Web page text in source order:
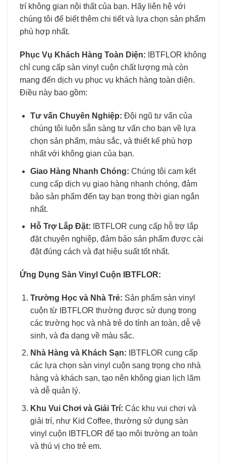
trí không gian nội thất của bạn. Hãy liên hệ với
chúng tôi để biết thêm chi tiết và lựa chọn sản phẩm
phù hợp nhất.
Phục Vụ Khách Hàng Toàn Diện: IBTFLOR không
chỉ cung cấp sàn vinyl cuộn chất lượng mà còn
mang đến dịch vụ phục vụ khách hàng toàn diện.
Điều này bao gồm:
Tư vấn Chuyên Nghiệp: Đội ngũ tư vấn của
chúng tôi luôn sẵn sàng tư vấn cho bạn về lựa
chọn sản phẩm, màu sắc, và thiết kế phù hợp
nhất với không gian của bạn.
Giao Hàng Nhanh Chóng: Chúng tôi cam kết
cung cấp dịch vụ giao hàng nhanh chóng, đảm
bảo sản phẩm đến tay bạn trong thời gian ngắn
nhất.
Hỗ Trợ Lắp Đặt: IBTFLOR cung cấp hỗ trợ lắp
đặt chuyên nghiệp, đảm bảo sản phẩm được cài
đặt đúng cách và đạt hiệu suất tốt nhất.
Ứng Dụng Sàn Vinyl Cuộn IBTFLOR:
Trường Học và Nhà Trẻ: Sản phẩm sàn vinyl
cuộn từ IBTFLOR thường được sử dụng trong
các trường học và nhà trẻ do tính an toàn, dễ vệ
sinh, và đa dạng về màu sắc.
Nhà Hàng và Khách Sạn: IBTFLOR cung cấp
các lựa chọn sàn vinyl cuộn sang trọng cho nhà
hàng và khách sạn, tạo nên không gian lịch lãm
và dễ quản lý.
Khu Vui Chơi và Giải Trí: Các khu vui chơi và
giải trí, như Kid Coffee, thường sử dụng sàn
vinyl cuộn IBTFLOR để tạo môi trường an toàn
và thú vị cho trẻ em.